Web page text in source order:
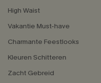
High Waist
Vakantie Must-have
Charmante Feestlooks
Kleuren Schitteren
Zacht Gebreid